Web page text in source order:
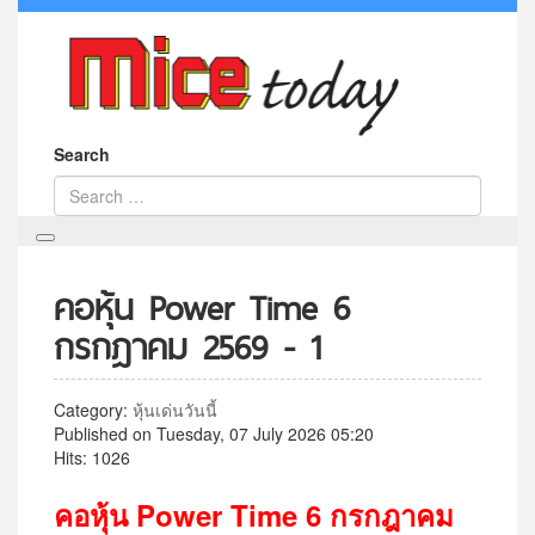
Search
คอหุ้น Power Time 6
กรกฎาคม 2569 - 1
Category: หุ้นเด่นวันนี้
Published on Tuesday, 07 July 2026 05:20
Hits: 1026
คอหุ้นPower Time 6 กรกฎาคม